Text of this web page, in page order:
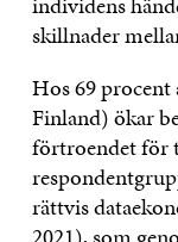
skillnader
Hos 69 procent
Finland) ökar
förtroendet för
rättvis